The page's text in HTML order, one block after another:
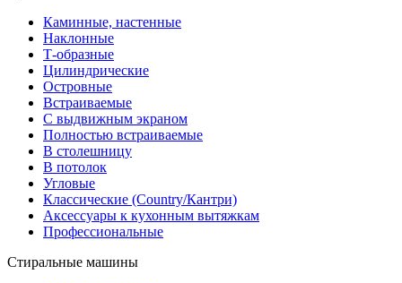
Каминные, настенные
Наклонные
Т-образные
Цилиндрические
Островные
Встраиваемые
С выдвижным экраном
Полностью встраиваемые
В столешницу
В потолок
Угловые
Классические (Country/Кантри)
Аксессуары к кухонным вытяжкам
Профессиональные
Стиральные машины